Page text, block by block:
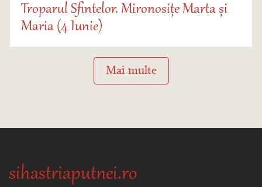
Troparul Sfintelor. Mironosițe Marta și
Maria (4 Iunie)
Mai multe
sihastriaputnei.ro